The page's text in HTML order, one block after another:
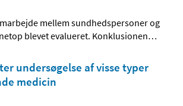
mellem sundhedspersoner og
blevet evalueret. Konklusionen…
undersøgelse af visse typer
medicin